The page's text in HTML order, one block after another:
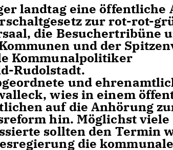
landtag eine öffentliche
zur rot-rot-
die Besuchertribüne
und der
Kommunalpolitiker
Rudolstadt.
und
wies in einem
auf die Anhörung
hin. Möglichst
sollten den Termin
die